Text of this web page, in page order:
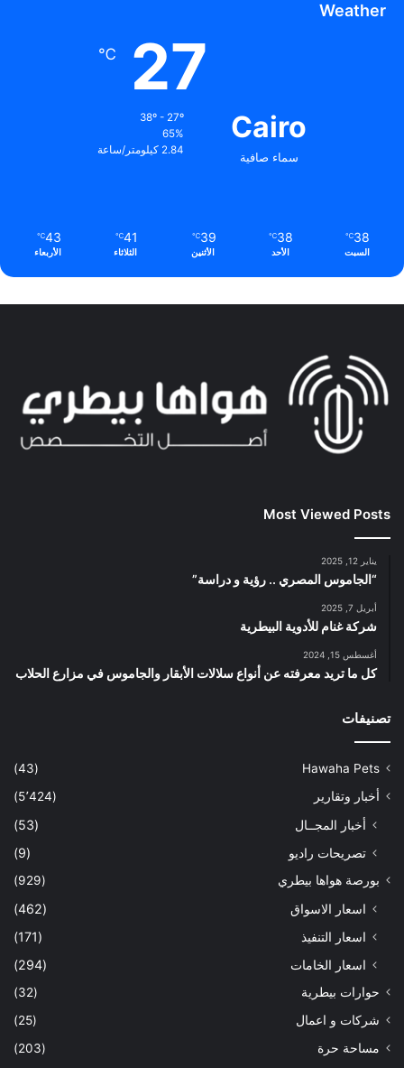
Weather
Cairo
سماء صافية
27
℃
65%
2.84 كيلومتر/ساعة
38
℃
السبت
38
℃
الأحد
39
℃
الأثنين
41
℃
الثلاثاء
43
℃
الأربعاء
Most Viewed Posts
يناير 12, 2025
“الجاموس المصري .. رؤية و دراسة”
أبريل 7, 2025
شركة غنام للأدوية البيطرية
أغسطس 15, 2024
كل ما تريد معرفته عن أنواع سلالات الأبقار والجاموس في مزارع الحلاب
تصنيفات
Hawaha Pets
(43)
أخبار وتقارير
(5٬424)
أخبار المجــال
(53)
تصريحات راديو
(9)
بورصة هواها بيطري (929)
اسعار الاسواق
(462)
اسعار التنفيذ
(171)
اسعار الخامات
(294)
حوارات بيطرية
(32)
شركات و اعمال
(25)
مساحة حرة
(203)